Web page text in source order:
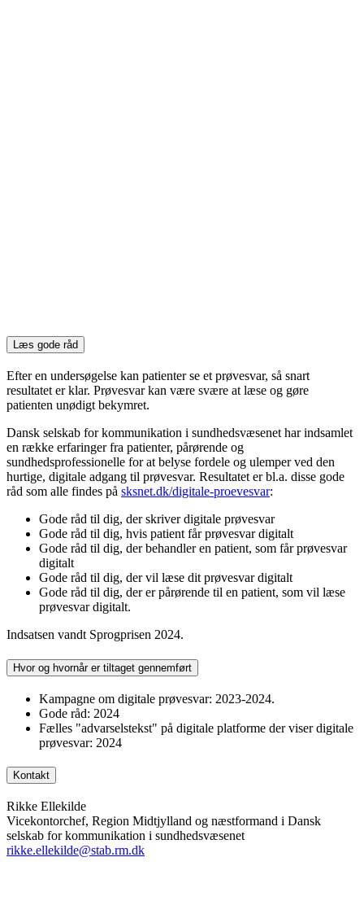
Læs gode råd
Efter en undersøgelse kan patienter se et prøvesvar, så snart
resultatet er klar. Prøvesvar kan være svære at læse og gøre
patienten unødigt bekymret.
Dansk selskab for kommunikation i sundhedsvæsenet har indsamlet
en række erfaringer fra patienter, pårørende og
sundhedsprofessionelle for at belyse fordele og ulemper ved den
hurtige, digitale adgang til prøvesvar. Resultatet er bl.a. disse gode
råd som alle findes på sksnet.dk/digitale-proevesvar:
Gode råd til dig, der skriver digitale prøvesvar
Gode råd til dig, hvis patient får prøvesvar digitalt
Gode råd til dig, der behandler en patient, som får prøvesvar
digitalt
Gode råd til dig, der vil læse dit prøvesvar digitalt
Gode råd til dig, der er pårørende til en patient, som vil læse
prøvesvar digitalt.
Indsatsen vandt Sprogprisen 2024.
Hvor og hvornår er tiltaget gennemført
Kampagne om digitale prøvesvar: 2023-2024.
Gode råd: 2024
Fælles "advarselstekst" på digitale platforme der viser digitale
prøvesvar: 2024
Kontakt
Rikke Ellekilde
Vicekontorchef, Region Midtjylland og næstformand i Dansk
selskab for kommunikation i sundhedsvæsenet
rikke.ellekilde@stab.rm.dk